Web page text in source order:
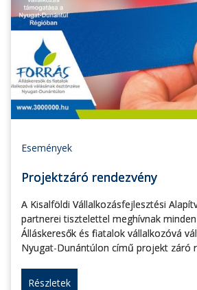
Események
Projektzáró rendezvény
A Kisalföldi Vállalkozásfejlesztési
partnerei tisztelettel meghívnak
Álláskeresők és fiatalok vállalkozóvá
Nyugat-Dunántúlon című projekt záró
Részletek